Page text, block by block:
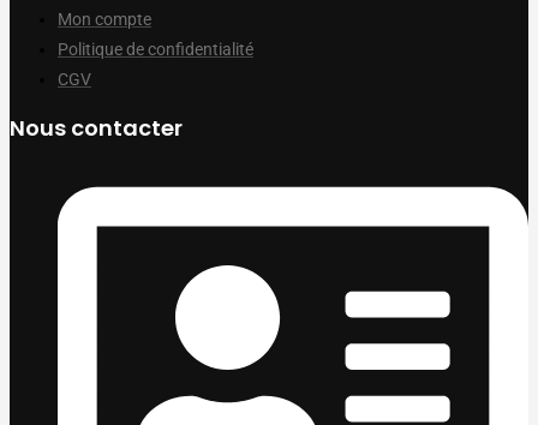
Mon compte
Politique de confidentialité
CGV
Nous contacter